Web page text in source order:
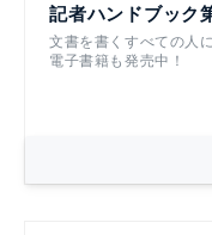
記者ハンドブック
文書を書くすべての人
電子書籍も発売中！